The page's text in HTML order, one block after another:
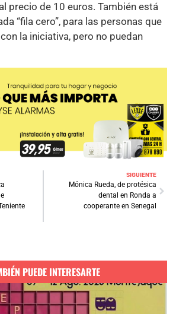
precio de 10 euros. También está
“fila cero”, para las personas que
la iniciativa, pero no puedan
SIGUIENTE
Mónica Rueda, de protésica
dental en Ronda a
cooperante en Senegal
PUEDE INTERESARTE